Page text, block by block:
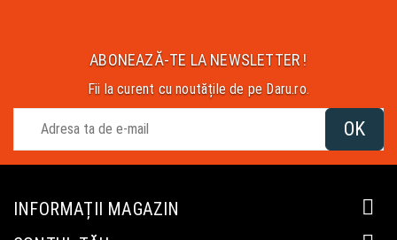
ABONEAZĂ-TE LA NEWSLETTER !
Fii la curent cu noutățile de pe Daru.ro.
INFORMAȚII MAGAZIN 